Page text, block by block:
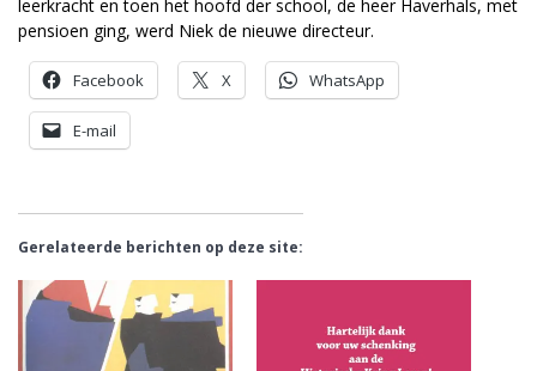
leerkracht en toen het hoofd der school, de heer Haverhals, met
pensioen ging, werd Niek de nieuwe directeur.
Facebook X WhatsApp
E-mail
Gerelateerde berichten op deze site: